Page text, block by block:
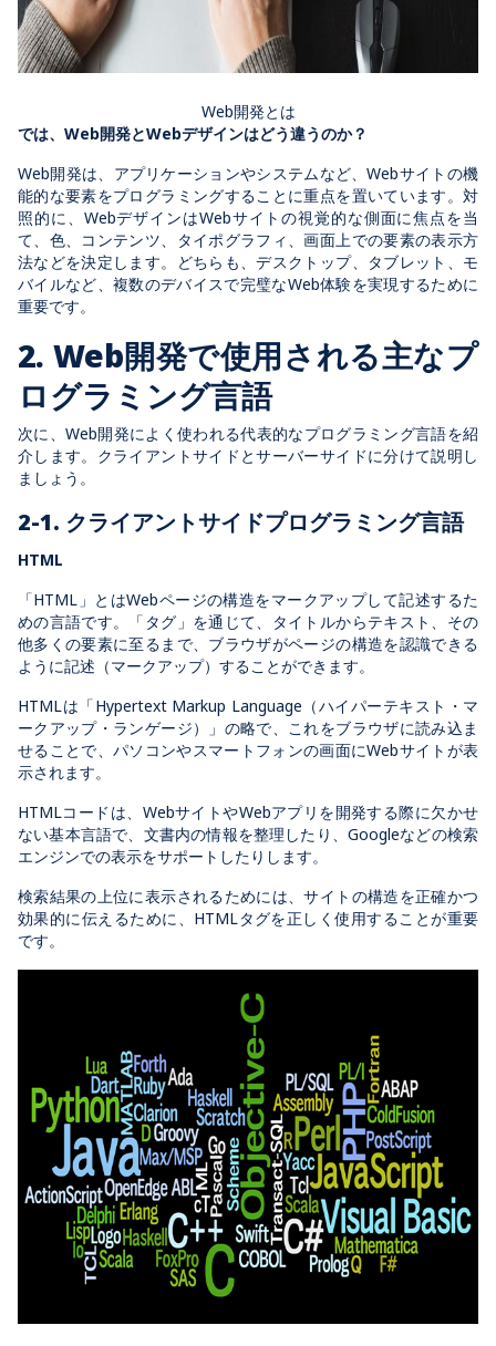
Web開発とは
では、Web開発とWebデザインはどう違うのか？
Web開発は、アプリケーションやシステムなど、Webサイトの機
能的な要素をプログラミングすることに重点を置いています。対
照的に、WebデザインはWebサイトの視覚的な側面に焦点を当
て、色、コンテンツ、タイポグラフィ、画面上での要素の表示方
法などを決定します。どちらも、デスクトップ、タブレット、モ
バイルなど、複数のデバイスで完璧なWeb体験を実現するために
重要です。
2. Web開発で使用される主なプ
ログラミング言語
次に、Web開発によく使われる代表的なプログラミング言語を紹
介します。クライアントサイドとサーバーサイドに分けて説明し
ましょう。
2-1. クライアントサイドプログラミング言語
HTML
「HTML」とはWebページの構造をマークアップして記述するた
めの言語です。「タグ」を通じて、タイトルからテキスト、その
他多くの要素に至るまで、ブラウザがページの構造を認識できる
ように記述（マークアップ）することができます。
HTMLは「Hypertext Markup Language（ハイパーテキスト・マ
ークアップ・ランゲージ）」の略で、これをブラウザに読み込ま
せることで、パソコンやスマートフォンの画面にWebサイトが表
示されます。
HTMLコードは、WebサイトやWebアプリを開発する際に欠かせ
ない基本言語で、文書内の情報を整理したり、Googleなどの検索
エンジンでの表示をサポートしたりします。
検索結果の上位に表示されるためには、サイトの構造を正確かつ
効果的に伝えるために、HTMLタグを正しく使用することが重要
です。